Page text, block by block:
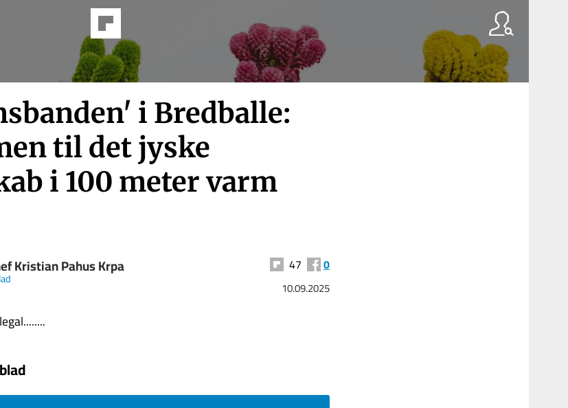
i Bredballe:
til det jyske
i 100 meter varm
Kristian Pahus Krpa 47 0
10.09.2025